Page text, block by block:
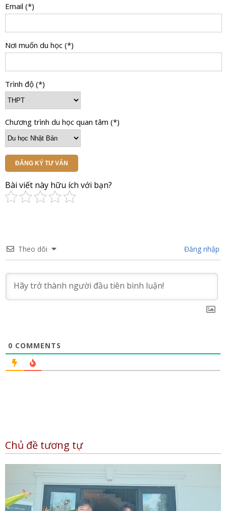
Email (*)
Nơi muốn du học (*)
Trình độ (*)
Chương trình du học quan tâm (*)
ĐĂNG KÝ TƯ VẤN
Bài viết này hữu ích với bạn?
Theo dõi Đăng nhập
0 COMMENTS
Chủ đề tương tự